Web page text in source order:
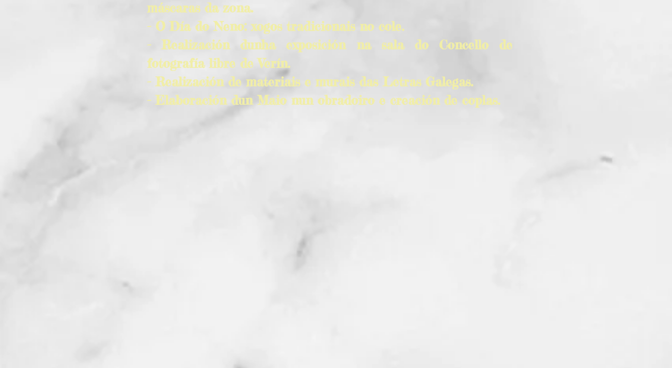
máscaras da zona.
- O Día do Neno: xogos tradicionais no cole.
- Realización dunha exposición na sala do Concello de
fotografía libre de Verín.
- Realización de materiais e murais das Letras Galegas.
- Elaboración dun Maio nun obradoiro e creación de coplas.